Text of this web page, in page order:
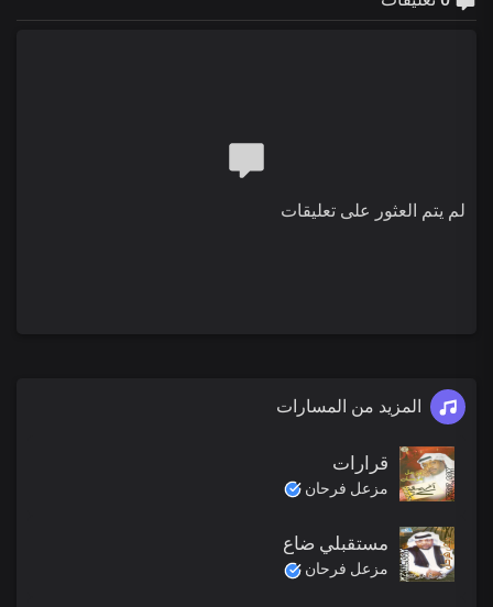
لم يتم العثور على تعليقات
المزيد من المسارات
قرارات
مزعل فرحان
مستقبلي ضاع
مزعل فرحان